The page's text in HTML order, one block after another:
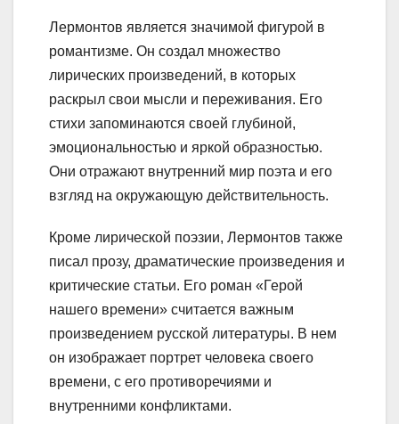
Лермонтов является значимой фигурой в
романтизме. Он создал множество
лирических произведений, в которых
раскрыл свои мысли и переживания. Его
стихи запоминаются своей глубиной,
эмоциональностью и яркой образностью.
Они отражают внутренний мир поэта и его
взгляд на окружающую действительность.
Кроме лирической поэзии, Лермонтов также
писал прозу, драматические произведения и
критические статьи. Его роман «Герой
нашего времени» считается важным
произведением русской литературы. В нем
он изображает портрет человека своего
времени, с его противоречиями и
внутренними конфликтами.